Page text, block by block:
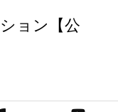
ョン【公